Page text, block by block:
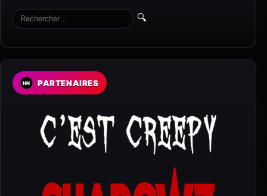
🔍
PARTENAIRES